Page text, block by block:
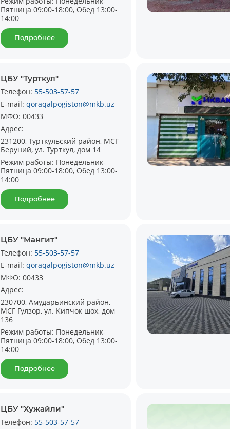
Пятница 09:00-18:00, Обед 13:00-
14:00
Подробнее
ЦБУ "Турткул"
Телефон: 55-503-57-57
E-mail: qoraqalpogiston@mkb.uz
МФО: 00433
Адрес:
231200, Турткульский район, МСГ
Беруний, ул. Турткул, дом 14
Режим работы: Понедельник-
Пятница 09:00-18:00, Обед 13:00-
14:00
Подробнее
ЦБУ "Мангит"
Телефон: 55-503-57-57
E-mail: qoraqalpogiston@mkb.uz
МФО: 00433
Адрес:
230700, Амударьинский район,
МСГ Гулзор, ул. Кипчок шох, дом
136
Режим работы: Понедельник-
Пятница 09:00-18:00, Обед 13:00-
14:00
Подробнее
ЦБУ "Хужайли"
Телефон: 55-503-57-57